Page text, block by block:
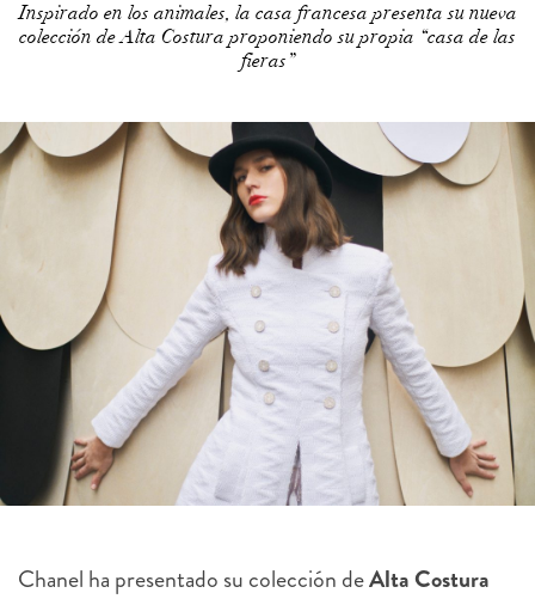
Inspirado en los animales, la casa francesa presenta su nueva
colección de Alta Costura proponiendo su propia “casa de las
fieras”
Chanel ha presentado su colección deAlta Costura